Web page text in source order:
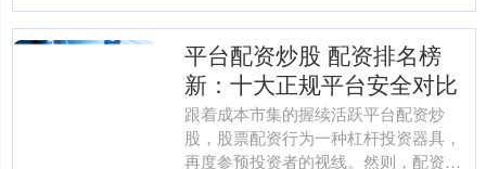
平台配资炒股 配资排名榜
新：十大正规平台安全对比
跟着成本市集的握续活跃平台配资炒
股，股票配资行为一种杠杆投资器具，
再度参预投资者的视线。然则，配资行